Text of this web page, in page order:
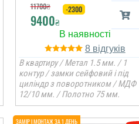
11700₴
9400₴
-2300
8
В квартиру / Метал 1.5 мм. / 1
контур / замки сейфовий і під
циліндр з поворотником / МДФ
12/10 мм. / Полотно 75 мм.